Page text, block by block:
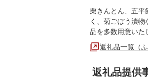
栗きんとん、五平
く、菊ごぼう漬
品を多数用意いた
返礼品一覧（
返礼品提供